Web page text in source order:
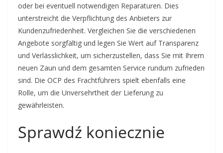
oder bei eventuell notwendigen Reparaturen. Dies
unterstreicht die Verpflichtung des Anbieters zur
Kundenzufriedenheit. Vergleichen Sie die verschiedenen
Angebote sorgfältig und legen Sie Wert auf Transparenz
und Verlässlichkeit, um sicherzustellen, dass Sie mit Ihrem
neuen Zaun und dem gesamten Service rundum zufrieden
sind. Die OCP des Frachtführers spielt ebenfalls eine
Rolle, um die Unversehrtheit der Lieferung zu
gewährleisten.
Sprawdź koniecznie